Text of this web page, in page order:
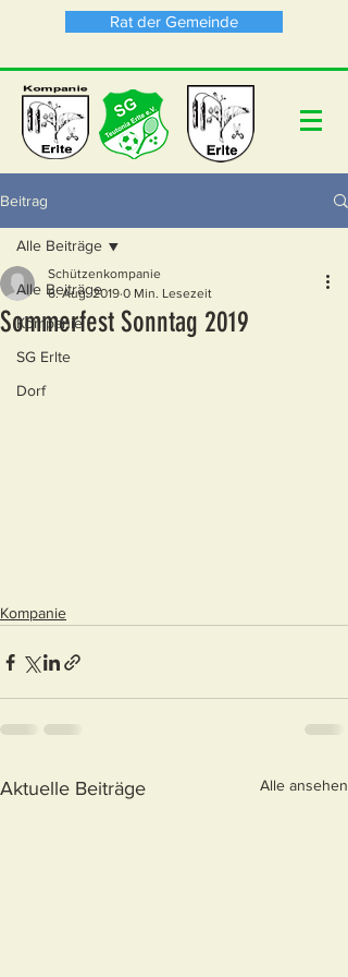
Rat der Gemeinde
Beitrag
Alle Beiträge
Kompanie
SG Erlte
Dorf
Alle Beiträge
Sommerfest Sonntag 2019
Schützenkompanie
6. Aug. 2019 0 Min. Lesezeit
Kompanie
Aktuelle Beiträge Alle ansehen